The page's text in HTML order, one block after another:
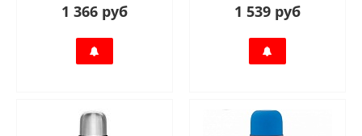
1 366 руб 1 539 руб